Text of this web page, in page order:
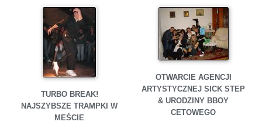
TURBO BREAK!
NAJSZYBSZE TRAMPKI W
MEŚCIE
OTWARCIE AGENCJI
ARTYSTYCZNEJ SICK STEP
& URODZINY BBOY
CETOWEGO